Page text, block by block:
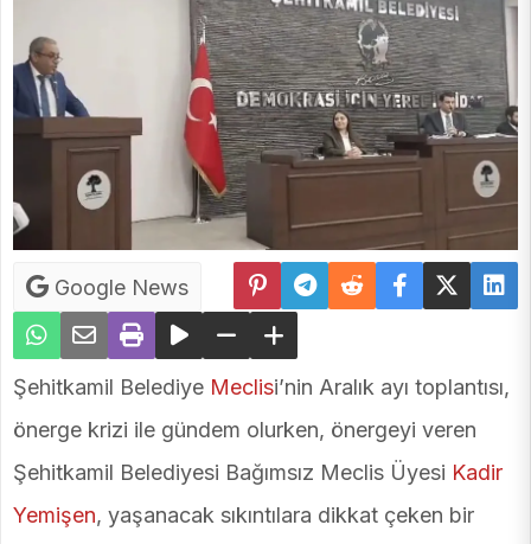
Google News
Şehitkamil Belediye Meclisi’nin Aralık ayı toplantısı,
önerge krizi ile gündem olurken, önergeyi veren
Şehitkamil Belediyesi Bağımsız Meclis Üyesi Kadir
Yemişen, yaşanacak sıkıntılara dikkat çeken bir